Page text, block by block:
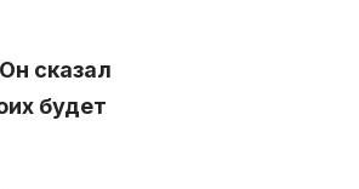
сказал
будет